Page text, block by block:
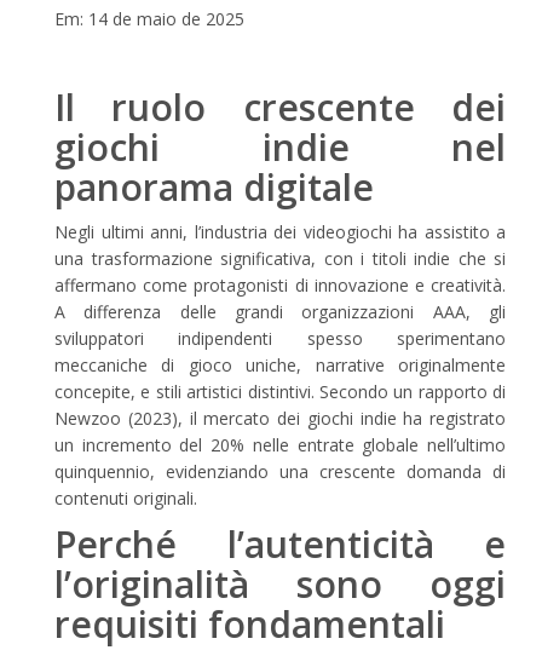
Em: 14 de maio de 2025
Il ruolo crescente dei
giochi indie nel
panorama digitale
Negli ultimi anni, l’industria dei videogiochi ha assistito a
una trasformazione significativa, con i titoli indie che si
affermano come protagonisti di innovazione e creatività.
A differenza delle grandi organizzazioni AAA, gli
sviluppatori indipendenti spesso sperimentano
meccaniche di gioco uniche, narrative originalmente
concepite, e stili artistici distintivi. Secondo un rapporto di
Newzoo (2023), il mercato dei giochi indie ha registrato
un incremento del 20% nelle entrate globale nell’ultimo
quinquennio, evidenziando una crescente domanda di
contenuti originali.
Perché l’autenticità e
l’originalità sono oggi
requisiti fondamentali